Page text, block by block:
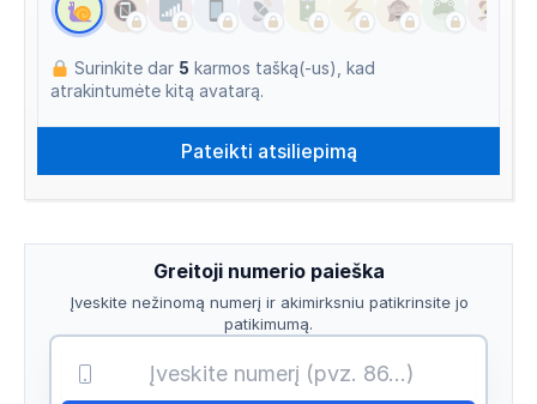
Surinkite dar 5 karmos tašką(-us), kad
atrakintumėte kitą avatarą.
Greitoji numerio paieška
Įveskite nežinomą numerį ir akimirksniu patikrinsite jo
patikimumą.